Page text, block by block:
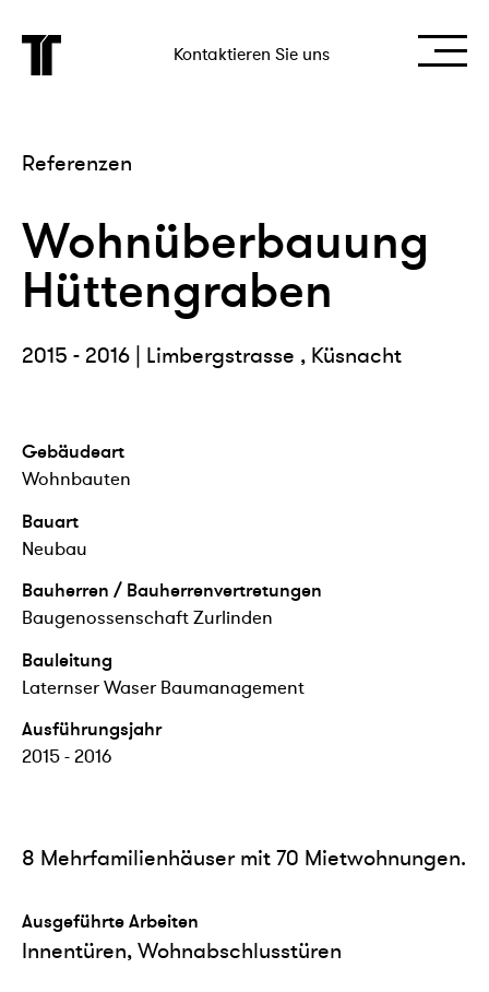
Kontaktieren Sie uns
Referenzen
Wohnüberbauung
Hüttengraben
2015 - 2016 | Limbergstrasse , Küsnacht
Gebäudeart
Wohnbauten
Bauart
Neubau
Bauherren / Bauherrenvertretungen
Baugenossenschaft Zurlinden
Bauleitung
Laternser Waser Baumanagement
Ausführungsjahr
2015 - 2016
8 Mehrfamilienhäuser mit 70 Mietwohnungen.
Ausgeführte Arbeiten
Innentüren, Wohnabschlusstüren